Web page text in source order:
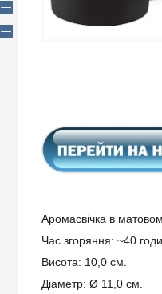
Аромасвічка в
Час згоряння: ~40
Висота: 10,0 см.
Діаметр: Ø 11,0 см.